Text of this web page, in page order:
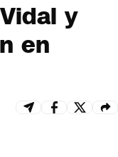
y
en